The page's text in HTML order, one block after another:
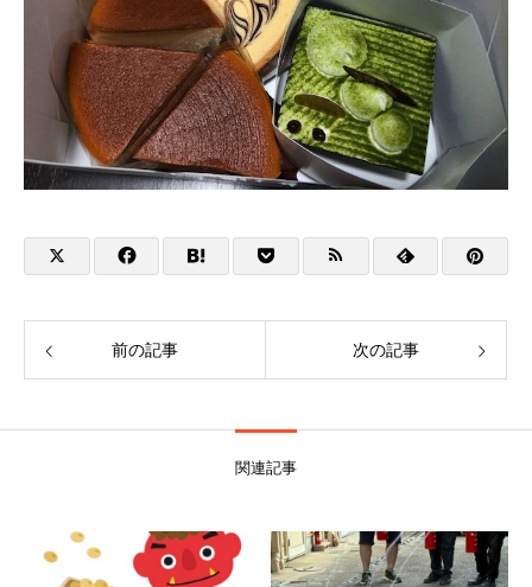
前の記事 次の記事
関連記事